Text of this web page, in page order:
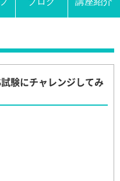
験にチャレンジしてみ